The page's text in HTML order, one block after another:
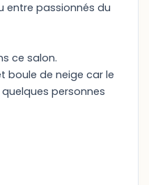
entre passionnés du
ce salon.
boule de neige car le
personnes